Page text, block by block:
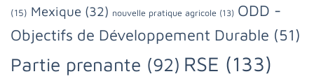
(15) Mexique (32) nouvelle pratique agricole (13) ODD -
Objectifs de Développement Durable (51)
Partie prenante (92) RSE (133)